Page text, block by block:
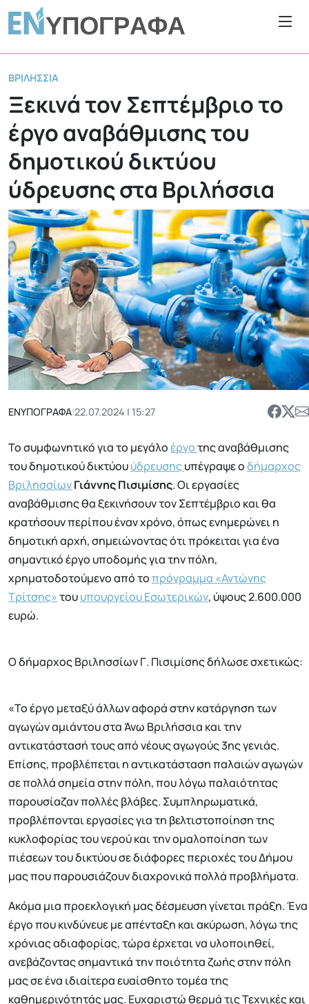
ΒΡΙΛΉΣΣΙΑ
Ξεκινά τον Σεπτέμβριο το
έργο αναβάθμισης του
δημοτικού δικτύου
ύδρευσης στα Βριλήσσια
ΕΝΥΠΟΓΡΑΦΑ|22.07.2024 | 15:27
Το συμφωνητικό για το μεγάλοέργοτης αναβάθμισης
του δημοτικού δικτύουύδρευσηςυπέγραψε οδήμαρχος
ΒριλησσίωνΓιάννης Πισιμίσης. Οι εργασίες
αναβάθμισης θα ξεκινήσουν τον Σεπτέμβριο και θα
κρατήσουν περίπου έναν χρόνο, όπως ενημερώνει η
δημοτική αρχή, σημειώνοντας ότι πρόκειται για ένα
σημαντικό έργο υποδομής για την πόλη,
χρηματοδοτούμενο από τοπρόγραμμα «Αντώνης
Τρίτσης»τουυπουργείου Εσωτερικών, ύψους 2.600.000
ευρώ.
Ο δήμαρχος Βριλησσίων Γ. Πισιμίσης δήλωσε σχετικώς:
«Το έργο μεταξύ άλλων αφορά στην κατάργηση των
αγωγών αμιάντου στα Άνω Βριλήσσια και την
αντικατάστασή τους από νέους αγωγούς 3ης γενιάς.
Επίσης, προβλέπεται η αντικατάσταση παλαιών αγωγών
σε πολλά σημεία στην πόλη, που λόγω παλαιότητας
παρουσίαζαν πολλές βλάβες. Συμπληρωματικά,
προβλέπονται εργασίες για τη βελτιστοποίηση της
κυκλοφορίας του νερού και την ομαλοποίηση των
πιέσεων του δικτύου σε διάφορες περιοχές του Δήμου
μας που παρουσιάζουν διαχρονικά πολλά προβλήματα.
Ακόμα μια προεκλογική μας δέσμευση γίνεται πράξη. Ένα
έργο που κινδύνευε με απένταξη και ακύρωση, λόγω της
χρόνιας αδιαφορίας, τώρα έρχεται να υλοποιηθεί,
ανεβάζοντας σημαντικά την ποιότητα ζωής στην πόλη
μας σε ένα ιδιαίτερα ευαίσθητο τομέα της
καθημερινότητάς μας. Ευχαριστώ θερμά τις Τεχνικές και